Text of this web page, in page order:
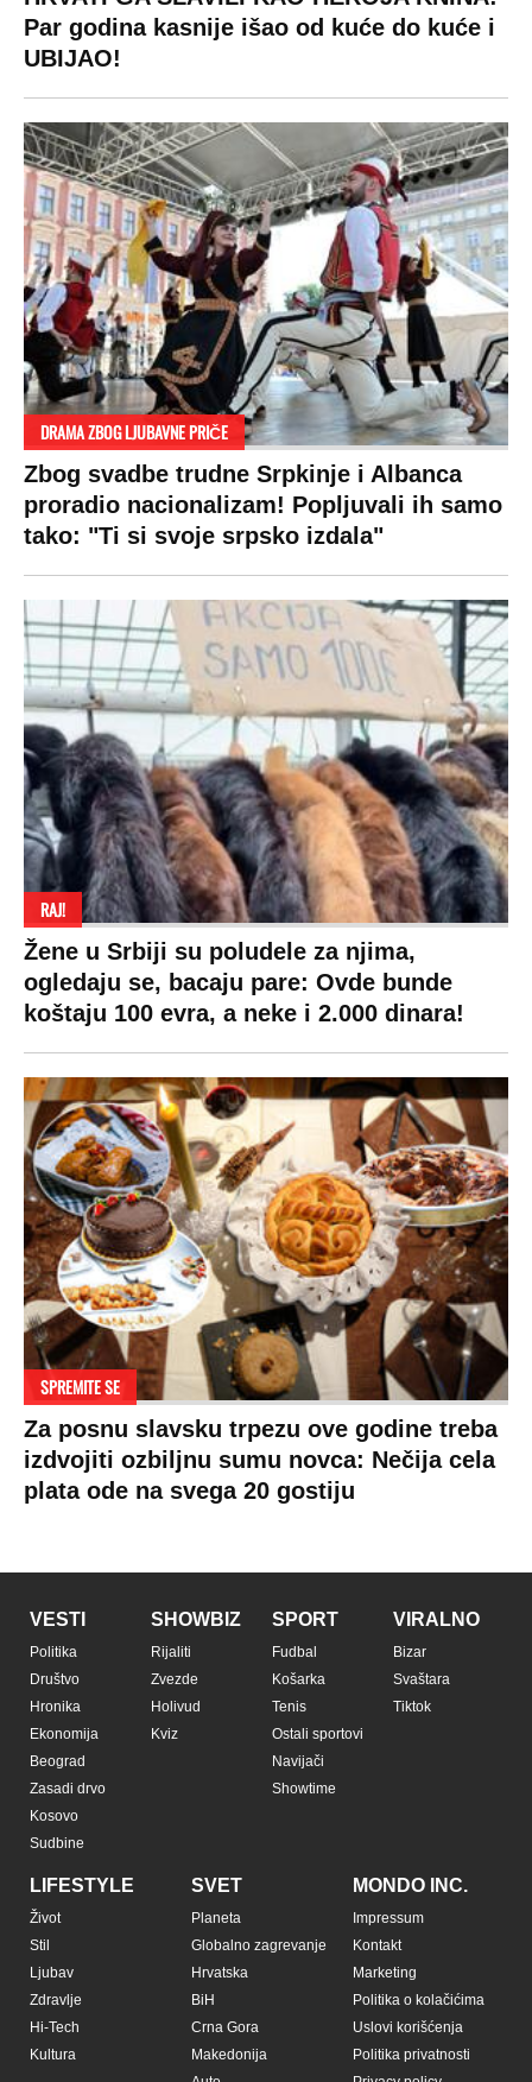
RAJ!
Žene u Srbiji su poludele za njima,
ogledaju se, bacaju pare: Ovde bunde
koštaju 100 evra, a neke i 2.000 dinara!
SPREMITE SE
Za posnu slavsku trpezu ove godine treba
izdvojiti ozbiljnu sumu novca: Nečija cela
plata ode na svega 20 gostiju
VESTI
Društvo
Hronika
Ekonomija
Beograd
Zasadi drvo
Kosovo
Sudbine
SHOWBIZ
Zvezde
Holivud
Kviz
SPORT
Košarka
Ostali sportovi
Navijači
Showtime
VIRALNO
Svaštara
Tiktok
LIFESTYLE
Život
Stil
Ljubav
Zdravlje
Hi-Tech
Kultura
SVET
Planeta
Globalno zagrevanje
Hrvatska
BiH
Crna Gora
Makedonija
Auto
MONDO INC.
Impressum
Kontakt
Marketing
Politika o kolačićima
Uslovi korišćenja
Politika privatnosti
Privacy policy
Terms of service
Pratite nas na:
Copyright © Espreso.co.rs 2026. Sva prava zadržana. Mondo inc.